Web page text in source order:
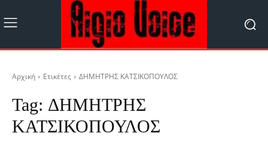
Αρχική Ετικέτες ΔΗΜΗΤΡΗΣ ΚΑΤΣΙΚΟΠΟΥΛΟΣ
Tag: ΔΗΜΗΤΡΗΣ
ΚΑΤΣΙΚΟΠΟΥΛΟΣ